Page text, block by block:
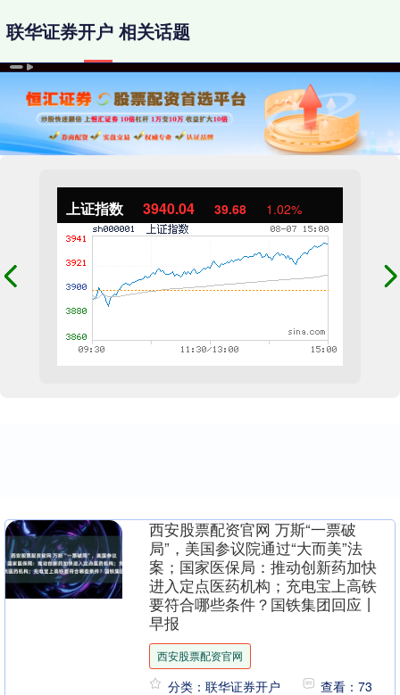
上证指数 3940.04 39.68 1.02%
联华证券开户 相关话题
西安股票配资官网 万斯“一票破
局”，美国参议院通过“大而美”法
案；国家医保局：推动创新药加快
进入定点医药机构；充电宝上高铁
要符合哪些条件？国铁集团回应丨
早报
西安股票配资官网
分类：联华证券开户 查看：73